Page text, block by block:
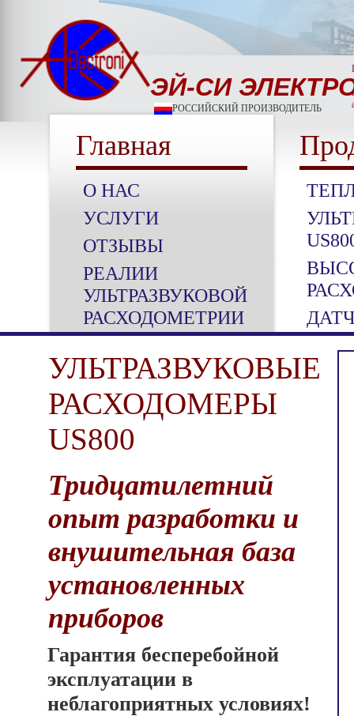
ЭЙ-СИ
РОССИЙСКИЙ ПРОИЗВОДИТЕЛЬ
Главная
О НАС
УСЛУГИ
ОТЗЫВЫ
РЕАЛИИ
УЛЬТРАЗВУКОВОЙ
РАСХОДОМЕТРИИ
УЛЬТРАЗВУКОВЫЕ
РАСХОДОМЕРЫ
US800
Тридцатилетний
опыт разработки и
внушительная база
установленных
приборов
Гарантия бесперебойной
эксплуатации в
неблагоприятных условиях!